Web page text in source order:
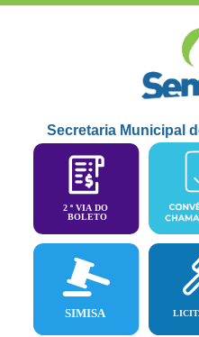
Secretaria Municipal